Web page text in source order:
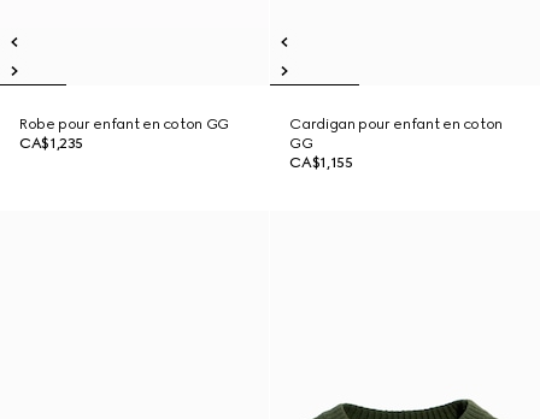
Robe pour enfant en coton GG
CA$1,235
Cardigan pour enfant en coton
GG
CA$1,155